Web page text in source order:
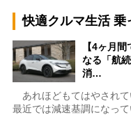
快適クルマ生活 乗
【4ヶ月
なる「航
消…
あれほどもてはやされて
最近では減速基調になっ